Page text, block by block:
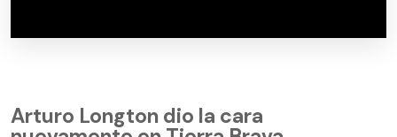
Arturo Longton dio la cara